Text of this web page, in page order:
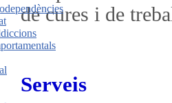
de cures i de
Serveis